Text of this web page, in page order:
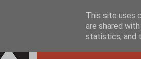
This site uses
are shared
statistics, and